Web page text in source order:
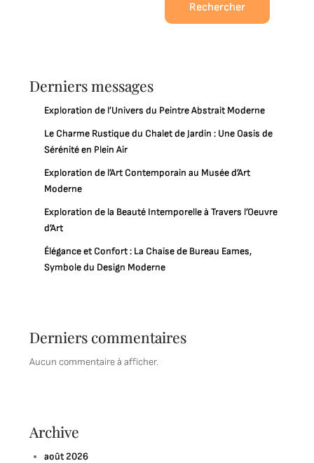
Rechercher
Derniers messages
Exploration de l’Univers du Peintre Abstrait Moderne
Le Charme Rustique du Chalet de Jardin : Une Oasis de
Sérénité en Plein Air
Exploration de l’Art Contemporain au Musée d’Art
Moderne
Exploration de la Beauté Intemporelle à Travers l’Oeuvre
d’Art
Élégance et Confort : La Chaise de Bureau Eames,
Symbole du Design Moderne
Derniers commentaires
Aucun commentaire à afficher.
Archive
août 2026